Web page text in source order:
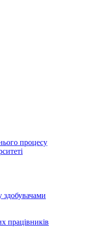
процесу
здобувачами
працівників